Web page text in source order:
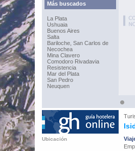
Más buscados
La Plata
Ushuaia
Buenos Aires
Salta
Bariloche, San Carlos de
Necochea
Mina Clavero
Comodoro Rivadavia
Resistencia
Mar del Plata
San Pedro
Neuquen
Ubicación